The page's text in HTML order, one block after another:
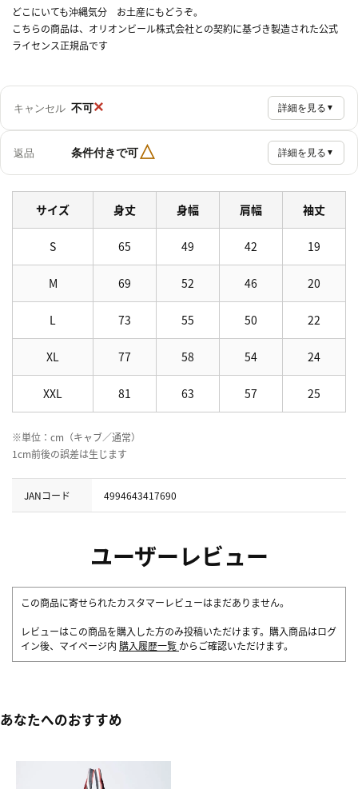
どこにいても沖縄気分 お土産にもどうぞ。
こちらの商品は、オリオンビール株式会社との契約に基づき製造された公式
ライセンス正規品です
キャンセル 不可× 詳細を見る ▼
返品 条件付きで可△ 詳細を見る ▼
サイズ 身丈 身幅 肩幅 袖丈
S 65 49 42 19
M 69 52 46 20
L 73 55 50 22
XL 77 58 54 24
XXL 81 63 57 25
※単位：cm（キャブ／通常）
1cm前後の誤差は生じます
JANコード 4994643417690
ユーザーレビュー
この商品に寄せられたカスタマーレビューはまだありません。
レビューはこの商品を購入した方のみ投稿いただけます。購入商品はログ
イン後、マイページ内 購入履歴一覧 からご確認いただけます。
あなたへのおすすめ